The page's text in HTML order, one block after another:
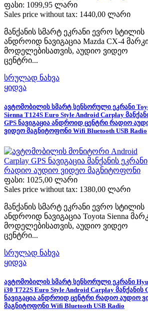
ფასი: 1099,95 ლარი
Sales price without tax: 1440,00 ლარი
მანქანის სმარტ ეკრანი ევრო სტილის
ანდროიდ ნავიგაცია Mazda CX-4
მოდელებისათვის, აუდიო ვიდეო
ცენტრი...
სრულად ნახვა
ყიდვა
ავტომობილის სმარტ სენსორული ეკრანი
Sienna T124S Euro Style Android Carplay
GPS ნავიგაცია ანდროიდ ცენტრი რადიო
ვიდეო მაგნიტოფონი Wifi Bluetooth USB Radio
ფასი: 1025,00 ლარი
Sales price without tax: 1380,00 ლარი
მანქანის სმარტ ეკრანი ევრო სტილის
ანდროიდ ნავიგაცია Toyota Sienna
მოდელებისათვის, აუდიო ვიდეო
ცენტრი...
სრულად ნახვა
ყიდვა
ავტომობილის სმარტ სენსორული ეკრანი
i30 T722S Euro Style Android Carplay მანქანის
ნავიგაცია ანდროიდ ცენტრი რადიო აუდიო
მაგნიტოფონი Wifi Bluetooth USB Radio